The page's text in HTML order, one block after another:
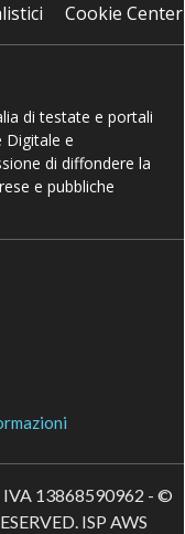
Cookie Center
di testate e portali
Digitale e
di diffondere la
e pubbliche
13868590962 - ©
ISP AWS